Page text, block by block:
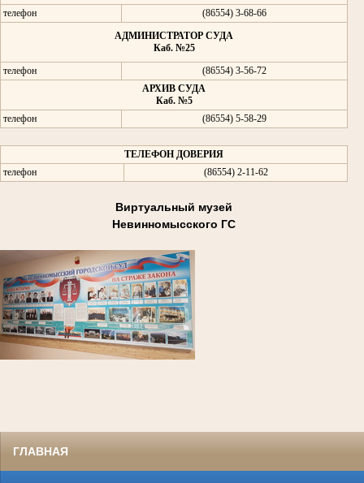
телефон
(86554) 3-68-66
АДМИНИСТРАТОР СУДА
Каб. №25
телефон
(86554) 3-56-72
АРХИВ СУДА
Каб. №5
телефон
(86554) 5-58-29
ТЕЛЕФОН ДОВЕРИЯ
телефон
(86554) 2-11-62
Виртуальный музей
Невинномысского ГС
ГЛАВНАЯ